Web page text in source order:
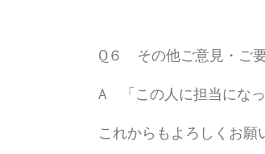
Q６ その他ご意見・ご
A 「この人に担当になっ
これからもよろしくお願